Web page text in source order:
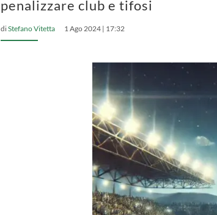
penalizzare club e tifosi
diStefano Vitetta 1 Ago 2024 | 17:32